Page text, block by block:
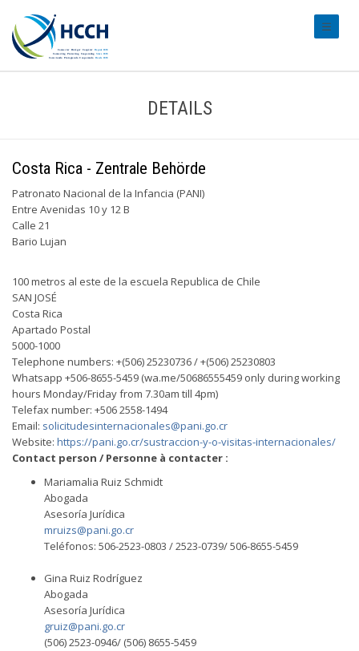
DETAILS
Costa Rica - Zentrale Behörde
Patronato Nacional de la Infancia (PANI)
Entre Avenidas 10 y 12 B
Calle 21
Bario Lujan
100 metros al este de la escuela Republica de Chile
SAN JOSÉ
Costa Rica
Apartado Postal
5000-1000
Telephone numbers: +(506) 25230736 / +(506) 25230803
Whatsapp +506-8655-5459 (wa.me/50686555459 only during working
hours Monday/Friday from 7.30am till 4pm)
Telefax number: +506 2558-1494
Email: solicitudesinternacionales@pani.go.cr
Website: https://pani.go.cr/sustraccion-y-o-visitas-internacionales/
Contact person / Personne à contacter :
Mariamalia Ruiz Schmidt
Abogada
Asesoría Jurídica
mruizs@pani.go.cr
Teléfonos: 506-2523-0803 / 2523-0739/ 506-8655-5459
Gina Ruiz Rodríguez
Abogada
Asesoría Jurídica
gruiz@pani.go.cr
(506) 2523-0946/ (506) 8655-5459